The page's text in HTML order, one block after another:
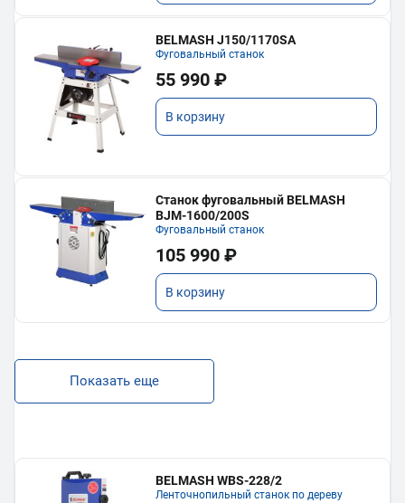
BELMASH J150/1170SA
Фуговальный станок
55 990 ₽
В корзину
Станок фуговальный BELMASH
BJM-1600/200S
Фуговальный станок
105 990 ₽
В корзину
Показать еще
BELMASH WBS-228/2
Ленточнопильный станок по дереву